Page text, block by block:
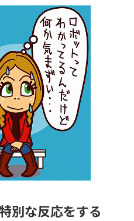
大学入学共通テスト利用選抜の
募集要項＆願書
求
大学院の資料請求
大学入学共通テスト「受験案
内」の請求
高等学校卒業程度認定試験
小学校教員資格認定試験
別な反応をする